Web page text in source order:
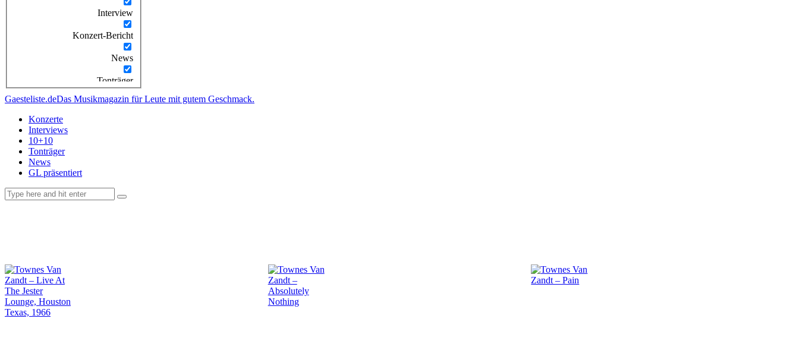
Interview
Konzert-Bericht
News
Tonträger
Gaesteliste.deDas Musikmagazin für Leute mit gutem Geschmack.
Konzerte
Interviews
10+10
Tonträger
News
GL präsentiert